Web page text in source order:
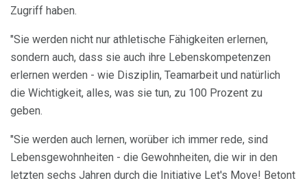
Zugriff haben.
"Sie werden nicht nur athletische Fähigkeiten erlernen,
sondern auch, dass sie auch ihre Lebenskompetenzen
erlernen werden - wie Disziplin, Teamarbeit und natürlich
die Wichtigkeit, alles, was sie tun, zu 100 Prozent zu
geben.
"Sie werden auch lernen, worüber ich immer rede, sind
Lebensgewohnheiten - die Gewohnheiten, die wir in den
letzten sechs Jahren durch die Initiative Let's Move! Betont